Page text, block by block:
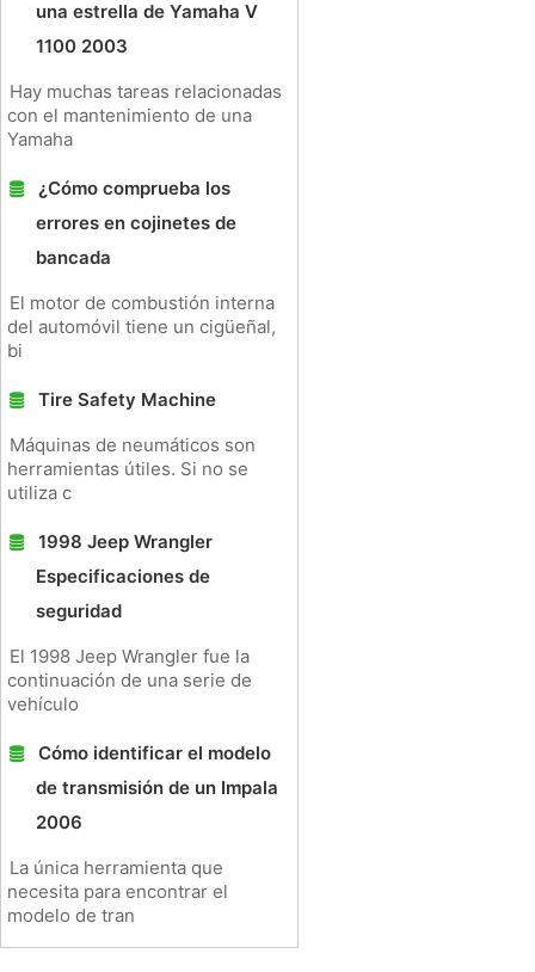
una estrella de Yamaha V
1100 2003
Hay muchas tareas relacionadas
con el mantenimiento de una
Yamaha
¿Cómo comprueba los
errores en cojinetes de
bancada
El motor de combustión interna
del automóvil tiene un cigüeñal,
bi
Tire Safety Machine
Máquinas de neumáticos son
herramientas útiles. Si no se
utiliza c
1998 Jeep Wrangler
Especificaciones de
seguridad
El 1998 Jeep Wrangler fue la
continuación de una serie de
vehículo
Cómo identificar el modelo
de transmisión de un Impala
2006
La única herramienta que
necesita para encontrar el
modelo de tran